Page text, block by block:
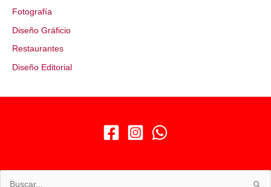
Fotografía
Diseño Gráficio
Restaurantes
Diseño Editorial